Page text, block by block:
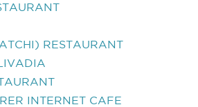
RESTAURANT
INTERNET CAFE